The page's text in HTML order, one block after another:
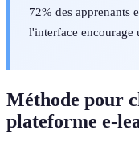
72% des apprenants
l'interface encourage
Méthode pour
plateforme e-